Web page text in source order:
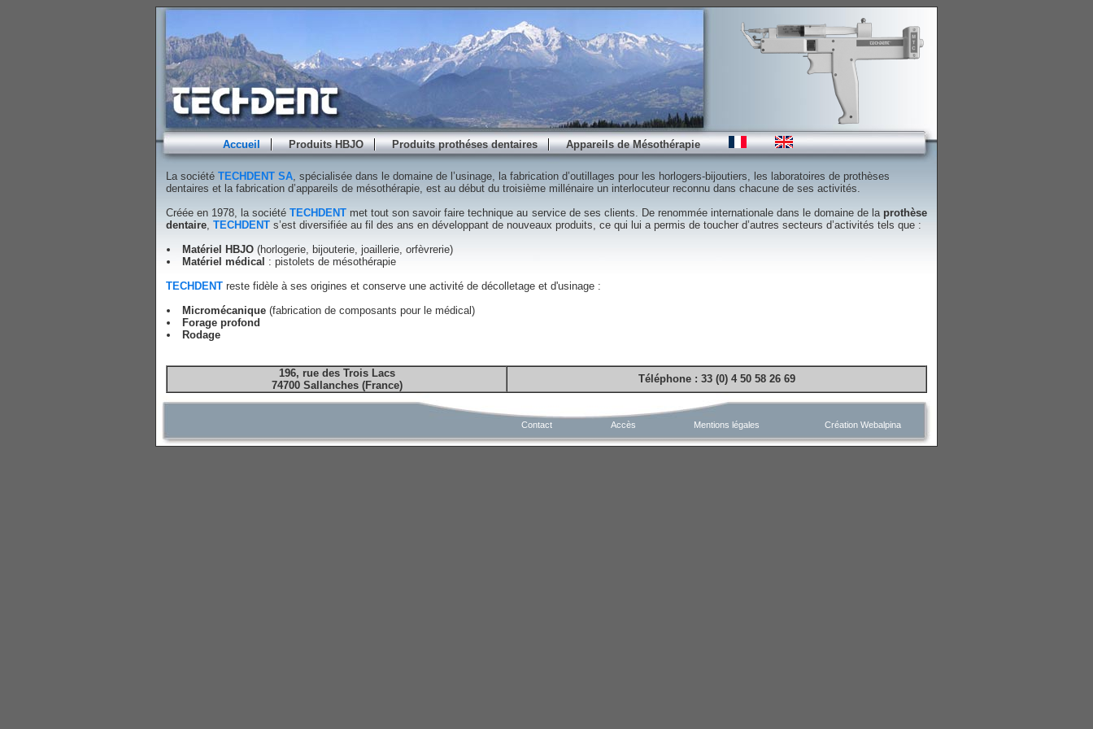
Accueil Produits HBJO Produits prothéses dentaires Appareils de Mésothérapie
La société TECHDENT SA, spécialisée dans le domaine de l’usinage, la fabrication d’outillages pour les horlogers-bijoutiers, les laboratoires de prothèses
dentaires et la fabrication d’appareils de mésothérapie, est au début du troisième millénaire un interlocuteur reconnu dans chacune de ses activités.
Créée en 1978, la sociétéTECHDENT met tout son savoir faire technique au service de ses clients. De renommée internationale dans le domaine de la prothèse
dentaire, TECHDENT s’est diversifiée au fil des ans en développant de nouveaux produits, ce qui lui a permis de toucher d’autres secteurs d’activités tels que :
Matériel HBJO (horlogerie, bijouterie, joaillerie, orfèvrerie)
Matériel médical : pistolets de mésothérapie
TECHDENT reste fidèle à ses origines et conserve une activité de décolletage et d'usinage :
Micromécanique (fabrication de composants pour le médical)
Forage profond
Rodage
196, rue des Trois Lacs
74700 Sallanches (France)
Téléphone : 33 (0) 4 50 58 26 69
Contact Accès Mentions légales Création Webalpina